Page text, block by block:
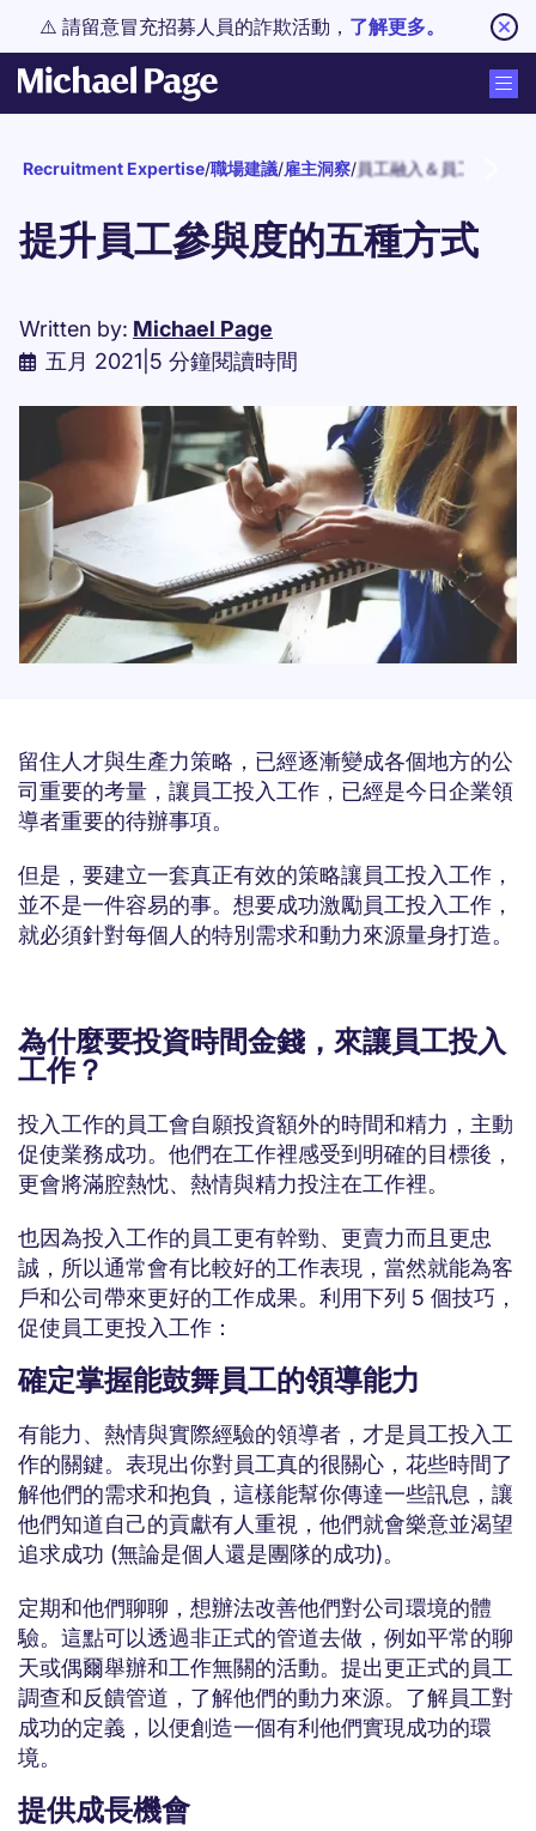
⚠️ 請留意冒充招募人員的詐欺活動， 了解更多。
Recruitment Expertise/職場建議/雇主洞察/員工融入＆員工保留
提升員工參與度的五種方式
Written by: Michael Page
五月 2021 5 分鐘閱讀時間
留住人才與生產力策略，已經逐漸變成各個地方的公
司重要的考量，讓員工投入工作，已經是今日企業領
導者重要的待辦事項。
但是，要建立一套真正有效的策略讓員工投入工作，
並不是一件容易的事。想要成功激勵員工投入工作，
就必須針對每個人的特別需求和動力來源量身打造。
為什麼要投資時間金錢，來讓員工投入
工作？
投入工作的員工會自願投資額外的時間和精力，主動
促使業務成功。他們在工作裡感受到明確的目標後，
更會將滿腔熱忱、熱情與精力投注在工作裡。
也因為投入工作的員工更有幹勁、更賣力而且更忠
誠，所以通常會有比較好的工作表現，當然就能為客
戶和公司帶來更好的工作成果。利用下列 5 個技巧，
促使員工更投入工作：
確定掌握能鼓舞員工的領導能力
有能力、熱情與實際經驗的領導者，才是員工投入工
作的關鍵。表現出你對員工真的很關心，花些時間了
解他們的需求和抱負，這樣能幫你傳達一些訊息，讓
他們知道自己的貢獻有人重視，他們就會樂意並渴望
追求成功 (無論是個人還是團隊的成功)。
定期和他們聊聊，想辦法改善他們對公司環境的體
驗。這點可以透過非正式的管道去做，例如平常的聊
天或偶爾舉辦和工作無關的活動。提出更正式的員工
調查和反饋管道，了解他們的動力來源。了解員工對
成功的定義，以便創造一個有利他們實現成功的環
境。
提供成長機會